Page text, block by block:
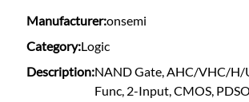
Manufacturer:onsemi
Category:Logic
Description:NAND Gate, AHC/VHC/H/
Func, 2-Input, CMOS,